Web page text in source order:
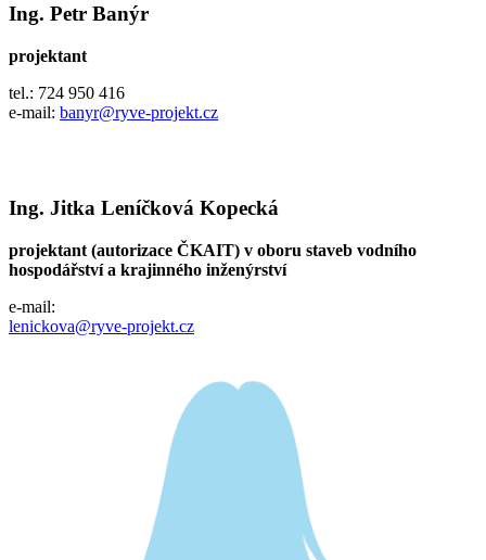
Ing. Petr Banýr
projektant
tel.: 724 950 416
e-mail: banyr@ryve-projekt.cz
Ing. Jitka Leníčková Kopecká
projektant (autorizace ČKAIT) v oboru staveb vodního
hospodářství a krajinného inženýrství
e-mail:
lenickova@ryve-projekt.cz